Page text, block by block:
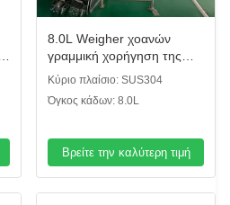
8.0L Weigher χοανών
γραμμική χορήγηση της
δόσης κλίμακας για το άλας
ζάχαρης
Κύριο πλαίσιο: SUS304
Όγκος κάδων: 8.0L
Βρείτε την καλύτερη τιμή